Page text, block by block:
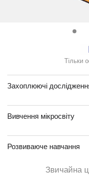
Тільки
Захоплюючі
Вивчення мікросвіту
Розвиваюче навчання
Звичайна